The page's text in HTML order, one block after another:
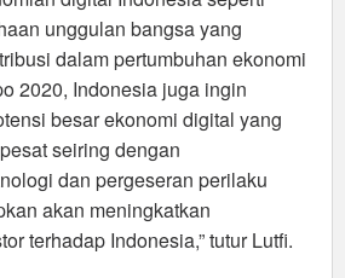
unggulan bangsa yang
dalam pertumbuhan ekonomi
2020, Indonesia juga ingin
besar ekonomi digital yang
seiring dengan
dan pergeseran perilaku
akan meningkatkan
terhadap Indonesia,” tutur Lutfi.